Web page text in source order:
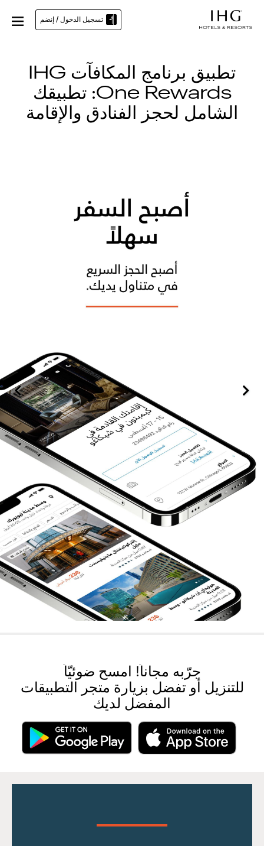
تسجيل الدخول / إنضم
تطبيق برنامج المكافآت IHG
One Rewards: تطبيقك
الشامل لحجز الفنادق والإقامة
جرّبه مجاناً! امسح ضوئيّاً
للتنزيل أو تفضل بزيارة متجر التطبيقات
المفضل لديك